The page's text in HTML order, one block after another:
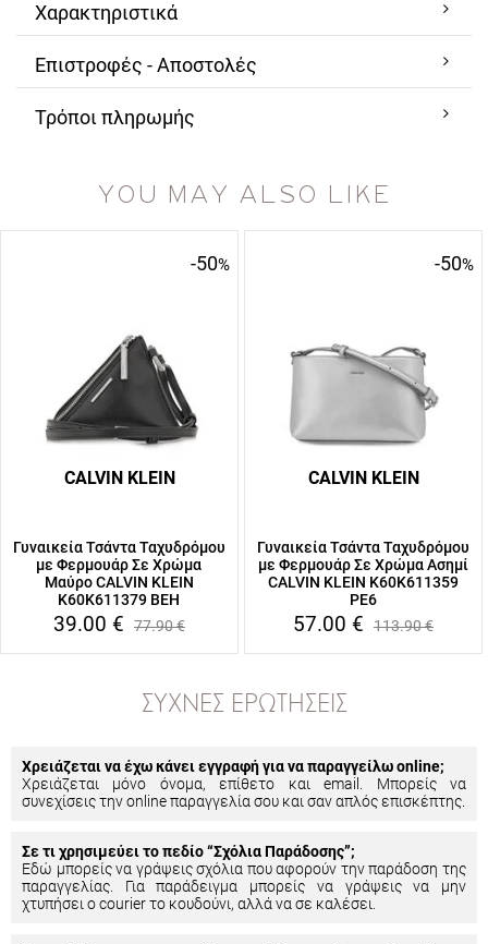
Χαρακτηριστικά
Επιστροφές - Αποστολές
Τρόποι πληρωμής
YOU MAY ALSO LIKE
-50%
CALVIN KLEIN
Γυναικεία Τσάντα Ταχυδρόμου
με Φερμουάρ Σε Χρώμα
Μαύρο CALVIN KLEIN
K60K611379 BEH
39.00 € 77.90€
-50%
CALVIN KLEIN
Γυναικεία Τσάντα Ταχυδρόμου
με Φερμουάρ Σε Χρώμα Ασημί
CALVIN KLEIN K60K611359
PE6
57.00 € 113.90€
ΣΥΧΝΈΣ ΕΡΩΤΉΣΕΙΣ
Χρειάζεται να έχω κάνει εγγραφή για να παραγγείλω online;
Χρειάζεται μόνο όνομα, επίθετο και email. Μπορείς να
συνεχίσεις την online παραγγελία σου και σαν απλός επισκέπτης.
Σε τι χρησιμεύει το πεδίο “Σχόλια Παράδοσης”;
Εδώ μπορείς να γράψεις σχόλια που αφορούν την παράδοση της
παραγγελίας. Για παράδειγμα μπορείς να γράψεις να μην
χτυπήσει ο courier το κουδούνι, αλλά να σε καλέσει.